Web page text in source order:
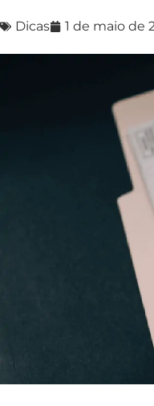
Dicas 1 de maio de